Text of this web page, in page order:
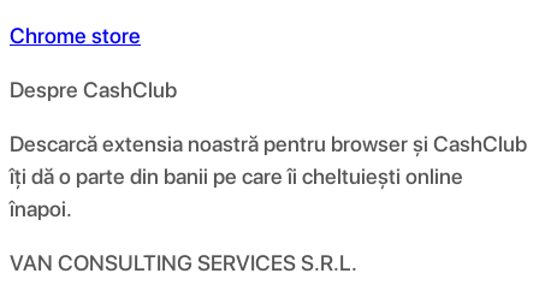
Chrome store
Despre CashClub
Descarcă extensia noastră pentru browser și CashClub
îți dă o parte din banii pe care îi cheltuiești online
înapoi.
VAN CONSULTING SERVICES S.R.L.